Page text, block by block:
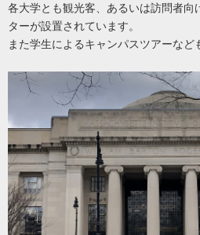
各大学とも観光客、あるいは訪問者向
ターが設置されています。
また学生によるキャンパスツアーなど